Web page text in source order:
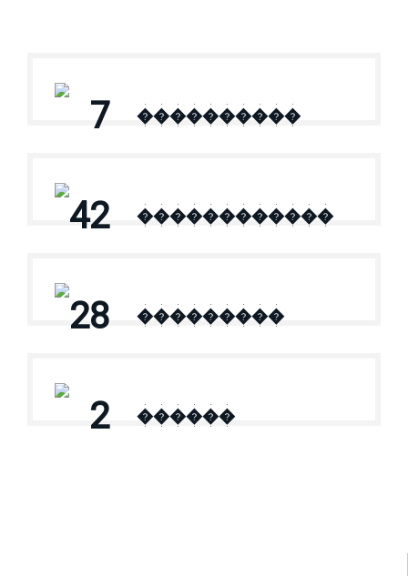
7 ����������
42 ������������
28 ���������
2 ������